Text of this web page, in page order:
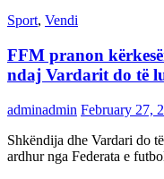
Sport, Vendi
FFM pranon
ndaj Vardarit do të
adminadmin February 27,
Shkëndija dhe Vardari do
ardhur nga Federata e